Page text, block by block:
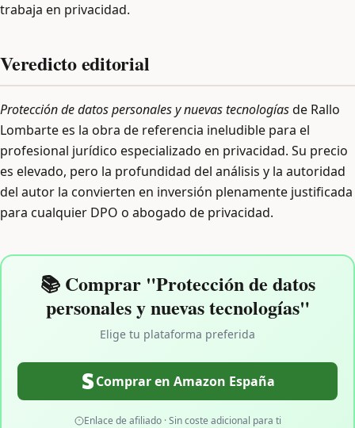
trabaja en privacidad.
Veredicto editorial
Protección de datos personales y nuevas tecnologíasde Rallo
Lombarte es la obra de referencia ineludible para el
profesional jurídico especializado en privacidad. Su precio
es elevado, pero la profundidad del análisis y la autoridad
del autor la convierten en inversión plenamente justificada
para cualquier DPO o abogado de privacidad.
📚 Comprar "Protección de datos
personales y nuevas tecnologías"
Elige tu plataforma preferida
Comprar en Amazon España
Enlace de afiliado · Sin coste adicional para ti